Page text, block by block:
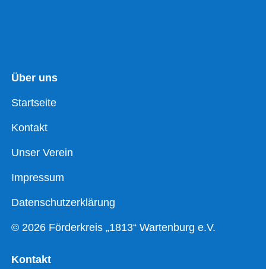
Über uns
Startseite
Kontakt
Unser Verein
Impressum
Datenschutzerklärung
© 2026 Förderkreis „1813“ Wartenburg e.V.
Kontakt